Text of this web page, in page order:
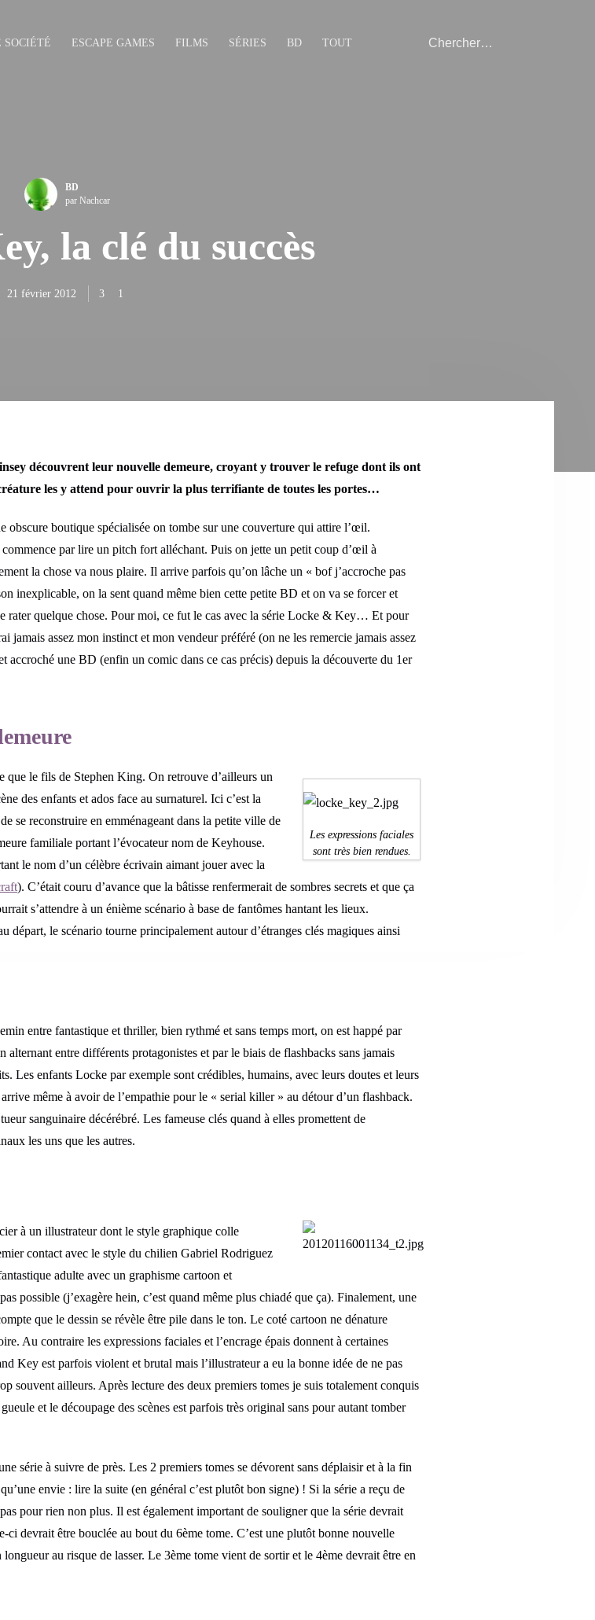
SOCIÉTÉ ESCAPE GAMES FILMS SÉRIES BD TOUT
BD
par Nachcar
la clé du succès
21 février 2012 3 1
découvrent leur nouvelle demeure, croyant y trouver le refuge dont ils ont
les y attend pour ouvrir la plus terrifiante de toutes les portes…
obscure boutique spécialisée on tombe sur une couverture qui attire l’œil.
par lire un pitch fort alléchant. Puis on jette un petit coup d’œil à
la chose va nous plaire. Il arrive parfois qu’on lâche un « bof j’accroche pas
inexplicable, on la sent quand même bien cette petite BD et on va se forcer et
rater quelque chose. Pour moi, ce fut le cas avec la série Locke & Key… Et pour
jamais assez mon instinct et mon vendeur préféré (on ne les remercie jamais assez
accroché une BD (enfin un comic dans ce cas précis) depuis la découverte du 1er
Les expressions faciales
sont très bien rendues.
le fils de Stephen King. On retrouve d’ailleurs un
des enfants et ados face au surnaturel. Ici c’est la
se reconstruire en emménageant dans la petite ville de
familiale portant l’évocateur nom de Keyhouse.
le nom d’un célèbre écrivain aimant jouer avec la
). C’était couru d’avance que la bâtisse renfermerait de sombres secrets et que ça
s’attendre à un énième scénario à base de fantômes hantant les lieux.
départ, le scénario tourne principalement autour d’étranges clés magiques ainsi
entre fantastique et thriller, bien rythmé et sans temps mort, on est happé par
entre différents protagonistes et par le biais de flashbacks sans jamais
Les enfants Locke par exemple sont crédibles, humains, avec leurs doutes et leurs
même à avoir de l’empathie pour le « serial killer » au détour d’un flashback.
sanguinaire décérébré. Les fameuse clés quand à elles promettent de
les uns que les autres.
à un illustrateur dont le style graphique colle
contact avec le style du chilien Gabriel Rodriguez
adulte avec un graphisme cartoon et
possible (j’exagère hein, c’est quand même plus chiadé que ça). Finalement, une
que le dessin se révèle être pile dans le ton. Le coté cartoon ne dénature
Au contraire les expressions faciales et l’encrage épais donnent à certaines
Key est parfois violent et brutal mais l’illustrateur a eu la bonne idée de ne pas
souvent ailleurs. Après lecture des deux premiers tomes je suis totalement conquis
et le découpage des scènes est parfois très original sans pour autant tomber
série à suivre de près. Les 2 premiers tomes se dévorent sans déplaisir et à la fin
envie : lire la suite (en général c’est plutôt bon signe) ! Si la série a reçu de
pour rien non plus. Il est également important de souligner que la série devrait
ci devrait être bouclée au bout du 6ème tome. C’est une plutôt bonne nouvelle
au risque de lasser. Le 3ème tome vient de sortir et le 4ème devrait être en